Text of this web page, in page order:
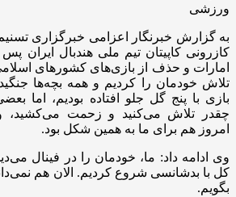
ورزشی
به گزارش خبرنگار اعزامی خبرگزاری
کازرونی کاپیتان تیم ملی هندبال ایران
امارات و حذف از بازی‌های کشورهای
تلاش خودمان را کردیم و همه بچه‌ها
بازی با پنج گل جلو افتاده بودیم، اما
چقدر تلاش می‌کنید و زحمت می‌کشید،
امروز هم برای ما به همین شکل بود.
وی ادامه داد: ما، خودمان را در فینال
کل با بدشانسی شروع کردیم. الان هم
بگویم.